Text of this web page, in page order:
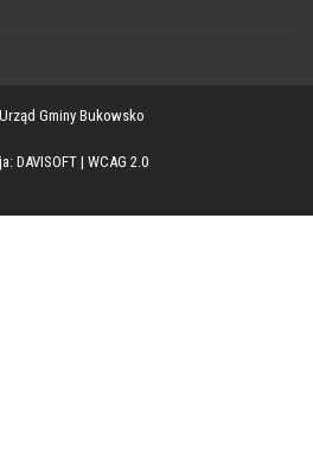
Gminy Bukowsko
DAVISOFT| WCAG 2.0